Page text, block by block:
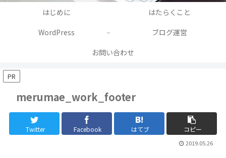
はじめに
はたらくこと
WordPress
ブログ運営
お問い合わせ
PR
merumae_work_footer
Twitter Facebook はてブ コピー
2019.05.26